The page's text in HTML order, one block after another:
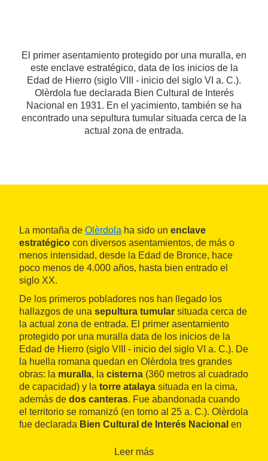
El primer asentamiento protegido por una muralla, en
este enclave estratégico, data de los inicios de la
Edad de Hierro (siglo VIII - inicio del siglo VI a. C.).
Olèrdola fue declarada Bien Cultural de Interés
Nacional en 1931. En el yacimiento, también se ha
encontrado una sepultura tumular situada cerca de la
actual zona de entrada.
La montaña de Olèrdola ha sido un enclave
estratégico con diversos asentamientos, de más o
menos intensidad, desde la Edad de Bronce, hace
poco menos de 4.000 años, hasta bien entrado el
siglo XX.
De los primeros pobladores nos han llegado los
hallazgos de una sepultura tumular situada cerca de
la actual zona de entrada. El primer asentamiento
protegido por una muralla data de los inicios de la
Edad de Hierro (siglo VIII - inicio del siglo VI a. C.). De
la huella romana quedan en Olèrdola tres grandes
obras: la muralla, la cisterna (360 metros al cuadrado
de capacidad) y la torre atalaya situada en la cima,
además de dos canteras. Fue abandonada cuando
el territorio se romanizó (en torno al 25 a. C.). Olèrdola
fue declarada Bien Cultural de Interés Nacional en
El Jacimient Arqueològic forma parte del Conjunt
Leer más